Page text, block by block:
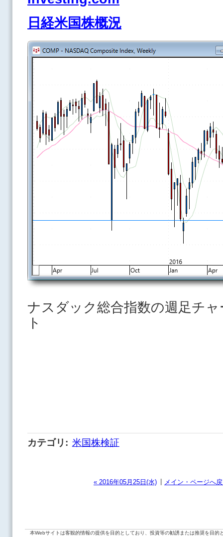
日経米国株概況
ナスダック総合指数の週足チャ
ト
カテゴリ : 米国株検証
« 2016年05月25日(水) メイン・ページへ
本Webサイトは客観的情報の提供を目的としており、投資等の勧誘または推奨を目